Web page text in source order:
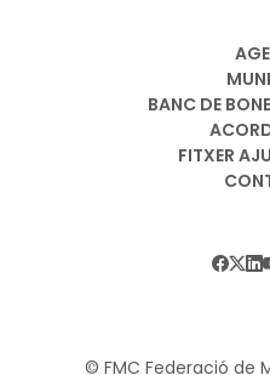
BANC DE
FITXER
© FMC Federació de